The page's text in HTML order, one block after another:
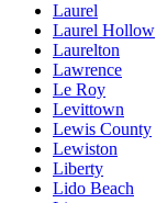
Laurel
Laurel Hollow
Laurelton
Lawrence
Le Roy
Levittown
Lewis County
Lewiston
Liberty
Lido Beach